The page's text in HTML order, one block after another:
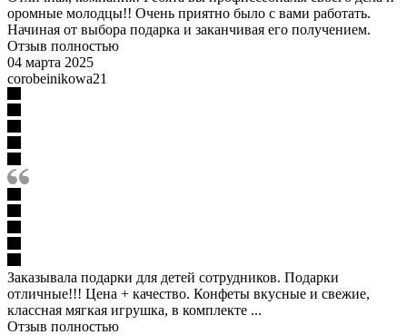
оромные молодцы!! Очень приятно было с вами работать.
Начиная от выбора подарка и заканчивая его получением.
Отзыв полностью
04 марта 2025
corobeinikowa21
Заказывала подарки для детей сотрудников. Подарки
отличные!!! Цена + качество. Конфеты вкусные и свежие,
классная мягкая игрушка, в комплекте ...
Отзыв полностью